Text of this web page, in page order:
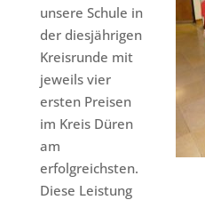
unsere Schule in
der diesjährigen
Kreisrunde mit
jeweils vier
ersten Preisen
im Kreis Düren
am
erfolgreichsten.
Diese Leistung